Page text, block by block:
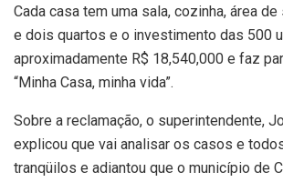
Cada casa tem uma sala, cozinha, área
e dois quartos e o investimento das 500
aproximadamente R$ 18,540,000 e faz
“Minha Casa, minha vida”.
Sobre a reclamação, o superintendente,
explicou que vai analisar os casos e
tranqüilos e adiantou que o município de